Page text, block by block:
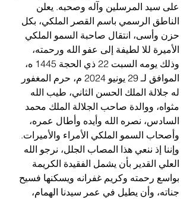
على سيد المرسلين وآله وصحبه. يعلن
الناطق الرسمي باسم القصر الملكي، بكل
حزن وأسى، انتقال صاحبة السمو الملكي
الأميرة للا لطيفة إلى عفو الله ورحمته،
وذلك يومه السبت 22 ذي الحجة 1445 ه،
الموافق لـ 29 يونيو 2024 م، حرم المغفور
له جلالة الملك الحسن الثاني، طيب الله
مثواه، ووالدة صاحب الجلالة الملك محمد
السادس، نصره الله وأيده وأطال عمره،
وأصحاب السمو الملكي الأمراء والأميرات.
وإننا إذ ننعي هذا المصاب الجلل، نرجو الله
العلي القدير بأن يشمل الفقيدة الكريمة
بواسع رحمته وكريم غفرانه ويسكنها فسيح
جناته، وأن يطيل في عمر سيدنا الهمام،